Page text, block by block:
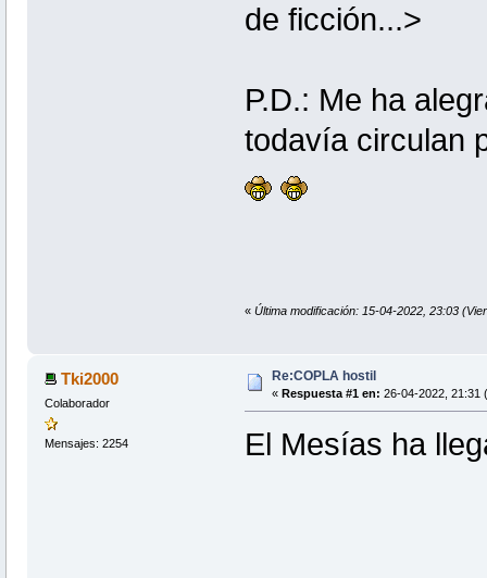
de ficción...>
P.D.: Me ha
todavía circulan
« Última modificación: 15-04-2022, 23:03
Tki2000
Colaborador
Mensajes: 2254
Re:COPLA hostil
« Respuesta #1 en: 26-04-2022, 21:31
El Mesías ha